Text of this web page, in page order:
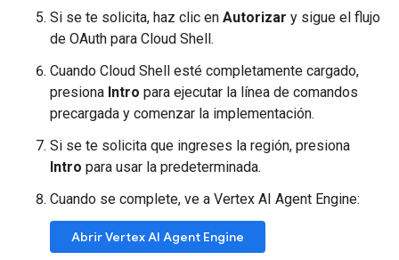
Si se te solicita, haz clic en Autorizar y sigue el flujo
de OAuth para Cloud Shell.
Cuando Cloud Shell esté completamente cargado,
presiona Intro para ejecutar la línea de comandos
precargada y comenzar la implementación.
Si se te solicita que ingreses la región, presiona
Intro para usar la predeterminada.
Cuando se complete, ve a Vertex AI Agent Engine:
Abrir Vertex AI Agent Engine